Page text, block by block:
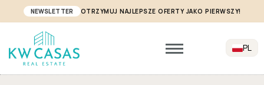
NEWSLETTER OTRZYMUJ NAJLEPSZE OFERTY JAKO PIERWSZY!
PL